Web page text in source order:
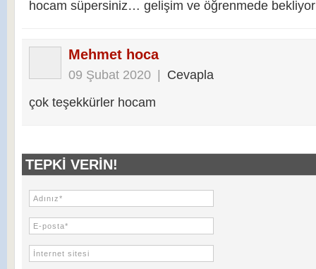
hocam süpersiniz… gelişim ve öğrenmede
Mehmet hoca
09 Şubat 2020 | Cevapla
çok teşekkürler hocam
TEPKI VERIN!